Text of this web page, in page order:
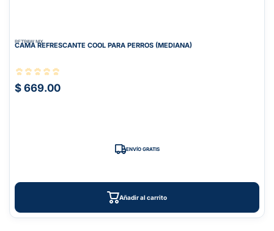
PETPAW.MX
CAMA REFRESCANTE COOL PARA PERROS (MEDIANA)
$ 669.00
ENVÍO GRATIS
Añadir al carrito